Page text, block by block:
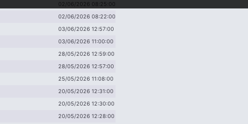
02/06/2026 08:25:00
02/06/2026 08:22:00
03/06/2026 12:57:00
03/06/2026 11:00:00
28/05/2026 12:59:00
28/05/2026 12:57:00
25/05/2026 11:08:00
20/05/2026 12:31:00
20/05/2026 12:30:00
20/05/2026 12:28:00